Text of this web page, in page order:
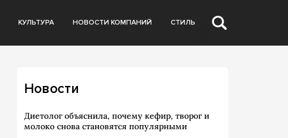
КУЛЬТУРА НОВОСТИ КОМПАНИЙ СТИЛЬ
Новости
Диетолог объяснила, почему кефир, творог и
молоко снова становятся популярными